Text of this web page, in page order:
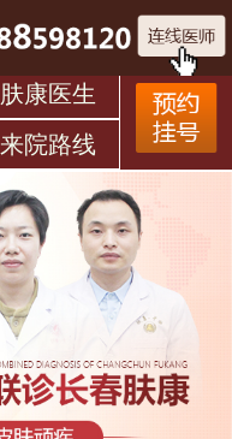
肤康医生
来院路线